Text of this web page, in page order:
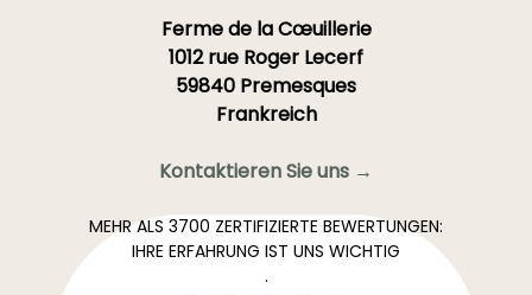
Ferme de la Cœuillerie
1012 rue Roger Lecerf
59840 Premesques
Frankreich
Kontaktieren Sie uns →
MEHR ALS 3700 ZERTIFIZIERTE BEWERTUNGEN:
IHRE ERFAHRUNG IST UNS WICHTIG
.